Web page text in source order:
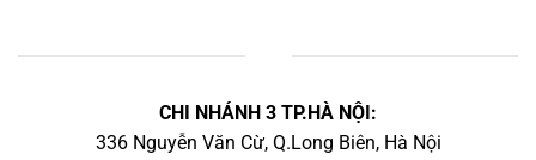
CHI NHÁNH 3 TP.HÀ NỘI:
336 Nguyễn Văn Cừ, Q.Long Biên, Hà Nội